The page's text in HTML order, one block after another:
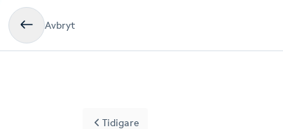
Avbryt
Tidigare